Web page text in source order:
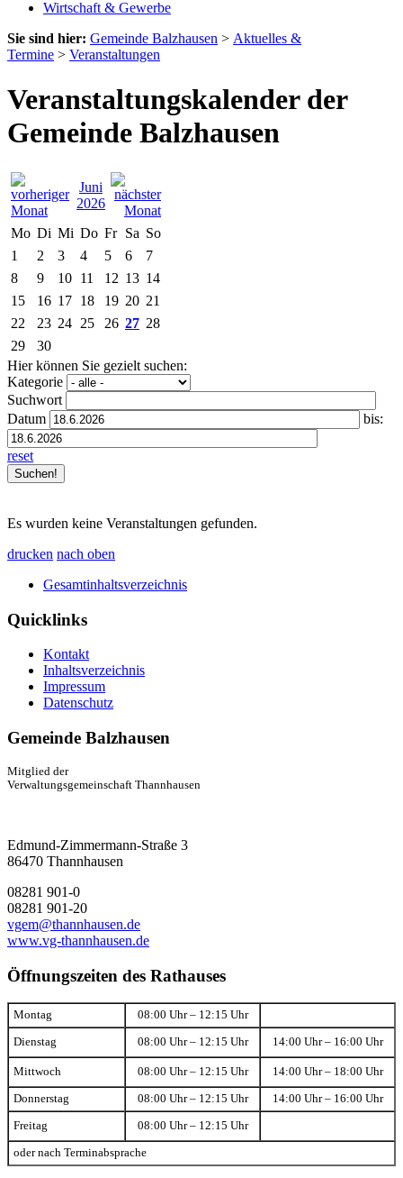
Wirtschaft & Gewerbe
Sie sind hier: Gemeinde Balzhausen > Aktuelles &
Termine > Veranstaltungen
Veranstaltungskalender der
Gemeinde Balzhausen
Juni
2026
Mo Di Mi Do Fr Sa So
1
2 3 4 5 6
7
8
9 10 11 12 13 14
15
16 17 18 19 20 21
22
23 24 25 26 27 28
29
30
Hier können Sie gezielt suchen:
Kategorie
Suchwort
Datum
bis:
reset
Es wurden keine Veranstaltungen gefunden.
drucken nach oben
Gesamtinhaltsverzeichnis
Quicklinks
Kontakt
Inhaltsverzeichnis
Impressum
Datenschutz
Gemeinde Balzhausen
Mitglied der
Verwaltungsgemeinschaft Thannhausen
Edmund-Zimmermann-Straße 3
86470 Thannhausen
08281 901-0
08281 901-20
vgem@thannhausen.de
www.vg-thannhausen.de
Öffnungszeiten des Rathauses
Montag 08:00 Uhr – 12:15 Uhr
Dienstag 08:00 Uhr – 12:15 Uhr 14:00 Uhr – 16:00 Uhr
Mittwoch 08:00 Uhr – 12:15 Uhr 14:00 Uhr – 18:00 Uhr
Donnerstag 08:00 Uhr – 12:15 Uhr 14:00 Uhr – 16:00 Uhr
Freitag 08:00 Uhr – 12:15 Uhr
oder nach Terminabsprache